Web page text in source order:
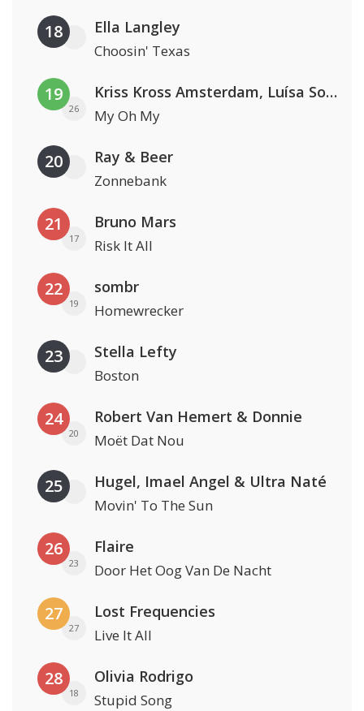
18 Ella Langley
Choosin' Texas
19
26
Kriss Kross Amsterdam, Luísa Sonza & Willy William
My Oh My
20 Ray & Beer
Zonnebank
21
17
Bruno Mars
Risk It All
22
19
sombr
Homewrecker
23 Stella Lefty
Boston
24
20
Robert Van Hemert & Donnie
Moët Dat Nou
25 Hugel, Imael Angel & Ultra Naté
Movin' To The Sun
26
23
Flaire
Door Het Oog Van De Nacht
27
27
Lost Frequencies
Live It All
28
18
Olivia Rodrigo
Stupid Song